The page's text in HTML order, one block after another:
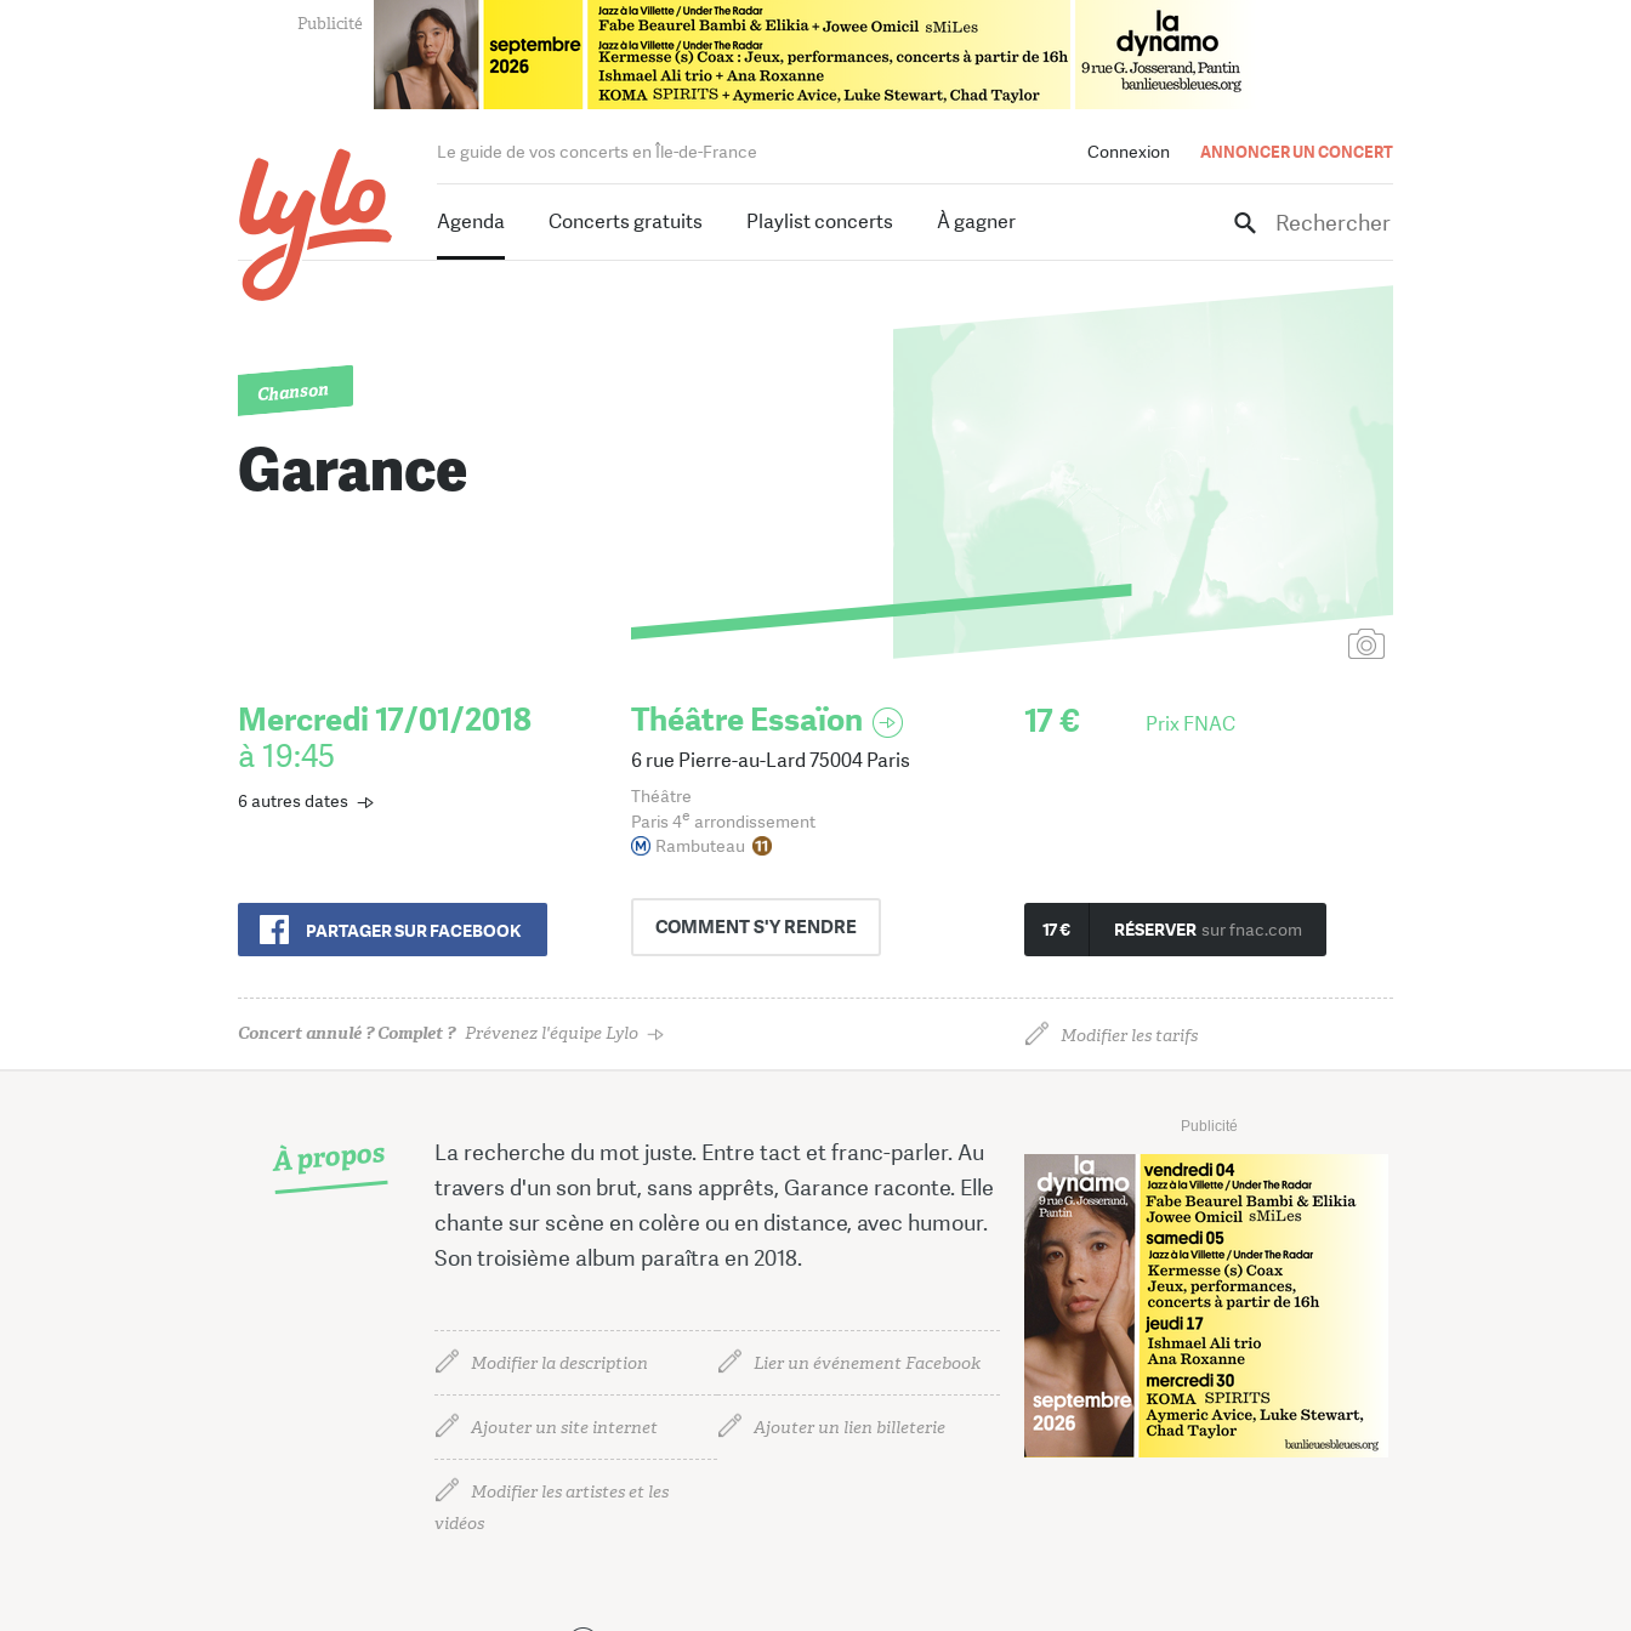
Connexion ANNONCER UN CONCERT
Le guide de vos concerts en Île-de-France
Agenda Concerts gratuits Playlist concerts À gagner Rechercher
Chanson
Garance
Mercredi 17/01/2018
à 19:45
6 autres dates
PARTAGER SUR FACEBOOK
Théâtre Essaïon
6 rue Pierre-au-Lard 75004 Paris
Théâtre
Paris 4e arrondissement
Rambuteau
COMMENTS'Y RENDRE
17 € Prix FNAC
17 € RÉSERVER sur fnac.com
Concert annulé ? Complet ? Prévenez l'équipe Lylo Modifier les tarifs
À propos
Publicité
La recherche du mot juste. Entre tact et franc-parler. Au
travers d'un son brut, sans apprêts, Garance raconte. Elle
chante sur scène en colère ou en distance, avec humour.
Son troisième album paraîtra en 2018.
Modifier la description Lier un événement Facebook
Ajouter un site internet Ajouter un lien billeterie
Modifier les artistes et les
vidéos